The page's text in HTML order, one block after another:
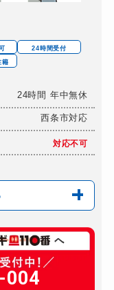
24時間受付
籍
24時間 年中無休
西条市対応
対応不可
8,800円～(税込)
004